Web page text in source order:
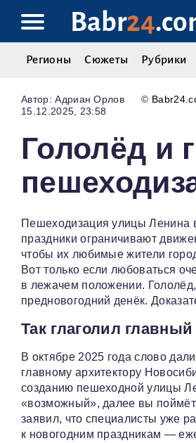
Babr24
Регионы Сюжеты Рубрики
Адриан Орлов ©
15.12.2025, 23:58
Гололёд и
Пешеходизация улицы Ленина
праздники ограничивают
чтобы их любимые жители
Вот только если любоваться
в лежачем положении.
предновогодний денёк.
Так глаголил
В октябре 2025 года слово
главному архитектору
созданию пешеходной улицы
«возможный», далее вы
заявил, что специалисты уже
к новогодним праздникам —